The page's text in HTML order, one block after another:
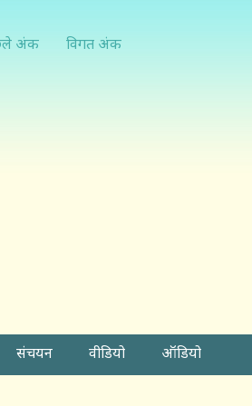
अंक विगत अंक
संचयन वीडियो ऑडियो